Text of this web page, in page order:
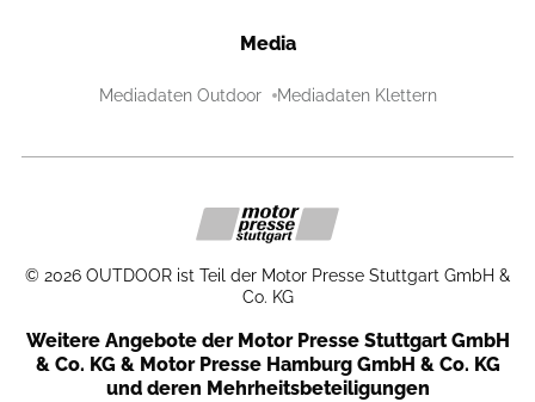
Media
Mediadaten Outdoor Mediadaten Klettern
© 2026 OUTDOOR ist Teil der Motor Presse Stuttgart GmbH &
Co. KG
Weitere Angebote der Motor Presse Stuttgart GmbH
& Co. KG & Motor Presse Hamburg GmbH & Co. KG
und deren Mehrheitsbeteiligungen